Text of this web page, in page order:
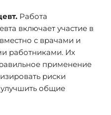
Работа
включает участие в
с врачами и
работниками. Их
применение
риски
общие